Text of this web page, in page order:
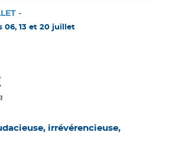
-
06, 13 et 20 juillet
irrévérencieuse,